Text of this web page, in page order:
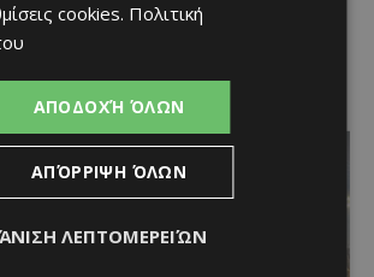
Γεωργίου - September 15, 2025
στο πεζοδρόμιο με προορισμό το
και το μάτι σου πέφτει πάνω σ’ ένα
cookies. Πολιτική
ΑΠΟΔΟΧΉ ΌΛΩΝ
ΑΠΌΡΡΙΨΗ ΌΛΩΝ
ΛΕΠΤΟΜΕΡΕΙΏΝ